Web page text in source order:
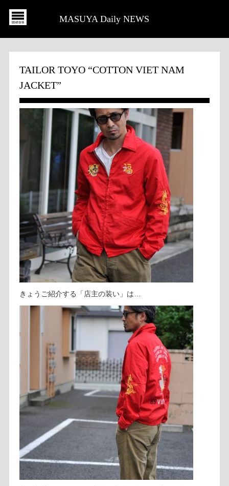
MASUYA Daily NEWS
TAILOR TOYO “COTTON VIET NAM
JACKET”
きょうご紹介する「店主の装い」は…